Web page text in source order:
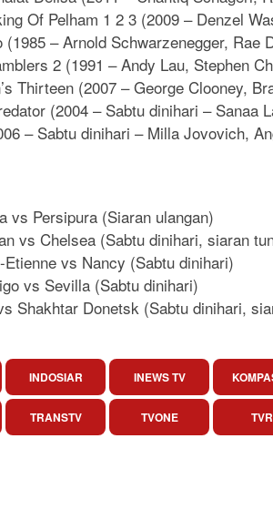
Of Pelham 1 2 3 (2009 – Denzel
(1985 – Arnold Schwarzenegger, Rae
2 (1991 – Andy Lau, Stephen
Thirteen (2007 – George Clooney,
(2004 – Sabtu dinihari – Sanaa
– Sabtu dinihari – Milla Jovovich,
vs Persipura (Siaran ulangan)
vs Chelsea (Sabtu dinihari, siaran
Etienne vs Nancy (Sabtu dinihari)
vs Sevilla (Sabtu dinihari)
Shakhtar Donetsk (Sabtu dinihari,
INDOSIAR INEWS TV
TRANSTV TVONE